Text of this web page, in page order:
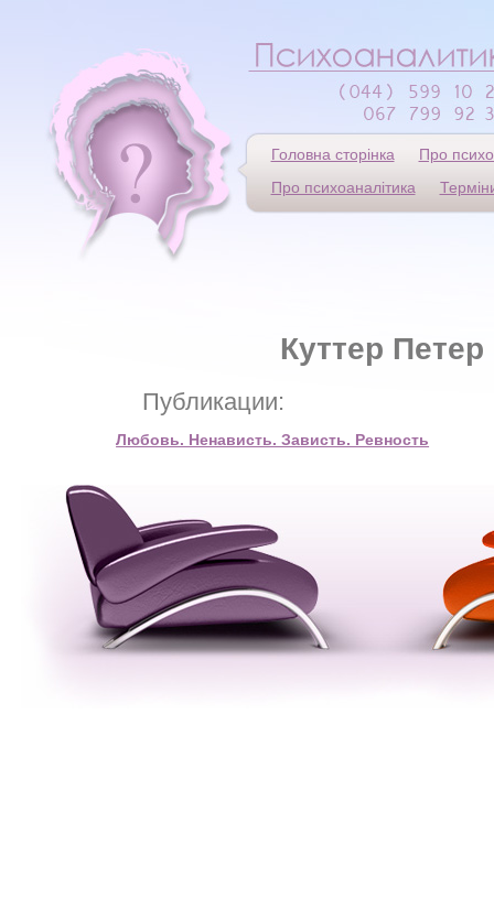
Головна сторінка
Про
Про психоаналітика
Куттер Петер
Публикации:
Любовь. Ненависть. Зависть. Ревность